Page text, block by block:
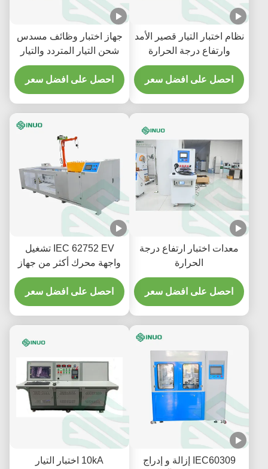
نظام اختبار التيار قصير الأمد
وارتفاع درجة الحرارة
لموصلات المركبات
الكهربائية IEC 62196
احصل على افضل سعر
جهاز اختبار وظائف مسدس
شحن التيار المتردد والتيار
المستمر EV SNEQ08 | إيك
62196-1
احصل على افضل سعر
معدات اختبار ارتفاع درجة
الحرارة
احصل على افضل سعر
IEC 62752 EV تشغيل
واجهة محرك أكثر من جهاز
الاختبار لمكونات المركبة
احصل على افضل سعر
IEC60309 إزالة و إدراج
10kA اختبار التيار